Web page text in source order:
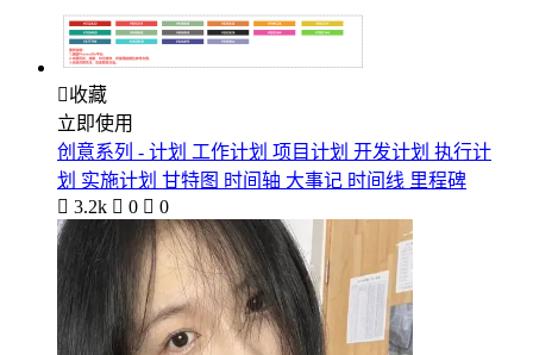
收藏
立即使用
创意系列 - 计划 工作计划 项目计划 开发计划 执行计
划 实施计划 甘特图 时间轴 大事记 时间线 里程碑
 3.2k  0  0